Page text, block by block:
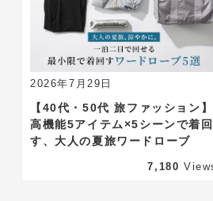
2026年7月29日
【40代・50代 旅ファッション】
高機能5アイテム×5シーンで着回
す、大人の夏旅ワードローブ
7,180